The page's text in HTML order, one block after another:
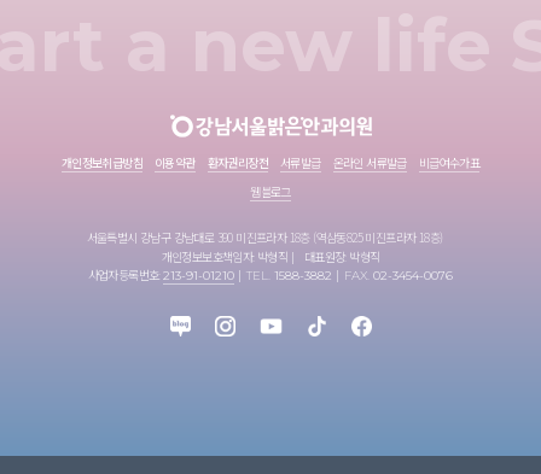
a new life
개인정보취급방침 이용약관 환자권리장전 서류발급 온라인 서류발급
비급여수가표
웹블로그
서울특별시 강남구 강남대로 390 미진프라자 18층 (역삼동825 미진프라자 18층)
개인정보보호책임자: 박형직
대표원장: 박형직
사업자등록번호:213-91-01210 TEL.1588-3882 FAX.02-3454-0076